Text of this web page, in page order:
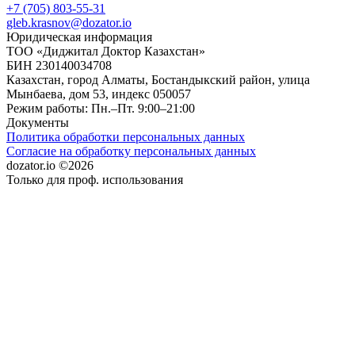
+7 (705) 803-55-31
gleb.krasnov@dozator.io
Юридическая информация
ТОО «Диджитал Доктор Казахстан»
БИН 230140034708
Казахстан, город Алматы, Бостандыкский район, улица
Мынбаева, дом 53, индекс 050057
Режим работы: Пн.–Пт. 9:00–21:00
Документы
Политика обработки персональных данных
Согласие на обработку персональных данных
dozator.io ©2026
Только для проф. использования